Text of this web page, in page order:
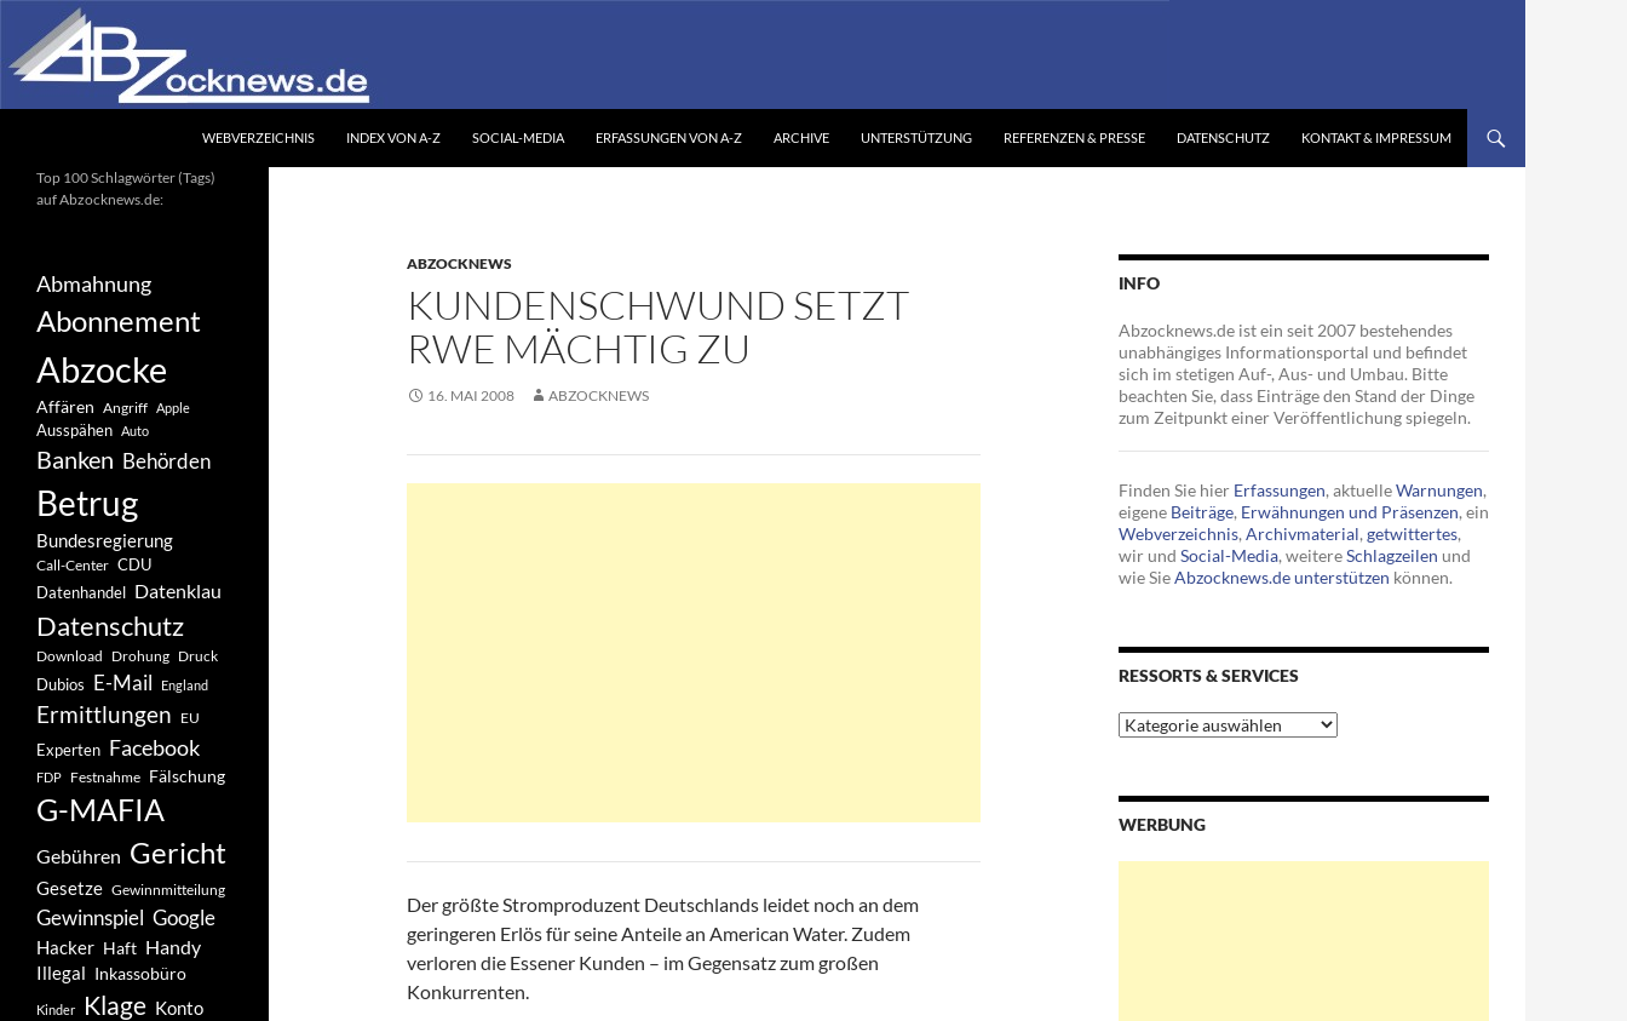
Inhalt
springen
WEBVERZEICHNIS INDEX VON A-Z SOCIAL-MEDIA ERFASSUNGEN VON A-Z ARCHIVE UNTERSTÜTZUNG REFERENZEN & PRESSE DATENSCHUTZ KONTAKT & IMPRESSUM
ABZOCKNEWS
KUNDENSCHWUND SETZT
RWE MÄCHTIG ZU
16. MAI 2008 ABZOCKNEWS
Der größte Stromproduzent Deutschlands leidet noch an dem
geringeren Erlös für seine Anteile an American Water. Zudem
verloren die Essener Kunden – im Gegensatz zum großen
Konkurrenten.
INFO
Abzocknews.de ist ein seit 2007 bestehendes
unabhängiges Informationsportal und befindet
sich im stetigen Auf-, Aus- und Umbau. Bitte
beachten Sie, dass Einträge den Stand der Dinge
zum Zeitpunkt einer Veröffentlichung spiegeln.
Finden Sie hier Erfassungen, aktuelleWarnungen,
eigene Beiträge, Erwähnungen und Präsenzen, ein
Webverzeichnis, Archivmaterial, getwittertes,
wir und Social-Media, weitereSchlagzeilen und
wie SieAbzocknews.de unterstützen können.
RESSORTS & SERVICES
Ressorts
&
WERBUNG
Ihr unabhängiges
Informationsportal
Top 100 Schlagwörter (Tags)
auf Abzocknews.de:
Abmahnung
Abonnement
Abzocke
Affären Angriff Apple
Ausspähen Auto
Banken Behörden
Betrug
Bundesregierung
Call-Center CDU
Datenhandel Datenklau
Datenschutz
Download Drohung Druck
Dubios E-Mail England
Ermittlungen EU
Experten Facebook
FDP Festnahme Fälschung
G-MAFIA
Gebühren Gericht
Gesetze Gewinnmitteilung
Gewinnspiel Google
Hacker Haft Handy
Illegal Inkassobüro
Kinder Klage Konto